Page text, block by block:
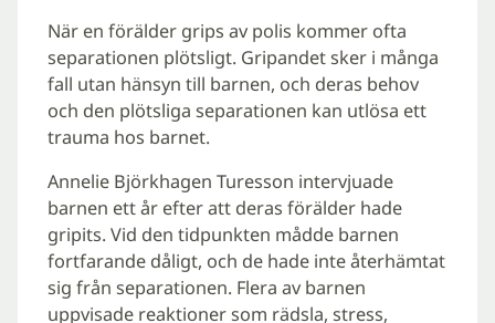
När en förälder grips av polis kommer ofta
separationen plötsligt. Gripandet sker i många
fall utan hänsyn till barnen, och deras behov
och den plötsliga separationen kan utlösa ett
trauma hos barnet.
Annelie Björkhagen Turesson intervjuade
barnen ett år efter att deras förälder hade
gripits. Vid den tidpunkten mådde barnen
fortfarande dåligt, och de hade inte återhämtat
sig från separationen. Flera av barnen
uppvisade reaktioner som rädsla, stress,